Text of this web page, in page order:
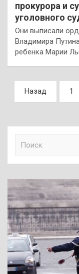
прокурора и
уголовного
Они выписали
Владимира
ребенка Марии
Пагинация
записей
Назад 1
к